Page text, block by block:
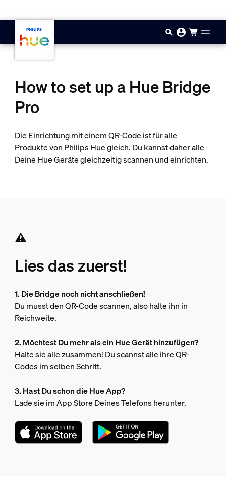
How to set up a Hue Bridge
Pro
Die Einrichtung mit einem QR-Code ist für alle
Produkte von Philips Hue gleich. Du kannst daher alle
Deine Hue Geräte gleichzeitig scannen und einrichten.
Lies das zuerst!
1. Die Bridge noch nicht anschließen!
Du musst den QR-Code scannen, also halte ihn in
Reichweite.
2. Möchtest Du mehr als ein Hue Gerät hinzufügen?
Halte sie alle zusammen! Du scannst alle ihre QR-
Codes im selben Schritt.
3. Hast Du schon die Hue App?
Lade sie im App Store Deines Telefons herunter.